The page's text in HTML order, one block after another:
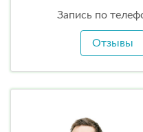
Запись по
Отзывы